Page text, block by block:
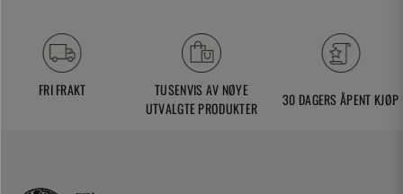
FRI FRAKT
TUSENVIS AV NØYE
UTVALGTE PRODUKTER
30 DAGERS ÅPENT KJØP